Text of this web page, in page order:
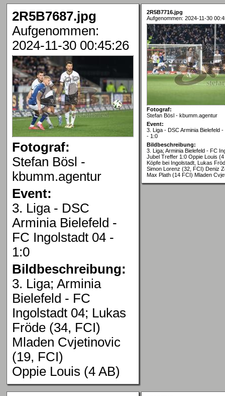
2R5B7687.jpg
Aufgenommen:
2024-11-30 00:45:26
Fotograf:
Stefan Bösl -
kbumm.agentur
Event:
3. Liga - DSC
Arminia Bielefeld -
FC Ingolstadt 04 -
1:0
Bildbeschreibung:
3. Liga; Arminia
Bielefeld - FC
Ingolstadt 04; Lukas
Fröde (34, FCI)
Mladen Cvjetinovic
(19, FCI)
Oppie Louis (4 AB)
2R5B7716.jpg
Aufgenommen: 2024-11-30
Fotograf:
Stefan Bösl - kbumm.agentur
Event:
3. Liga - DSC Arminia Bielefeld
- 1:0
Bildbeschreibung:
3. Liga; Arminia Bielefeld - FC
Jubel Treffer 1:0 Oppie Louis (4
Köpfe bei Ingolstadt, Lukas
Simon Lorenz (32, FCI) Deniz
Max Plath (14 FCI) Mladen